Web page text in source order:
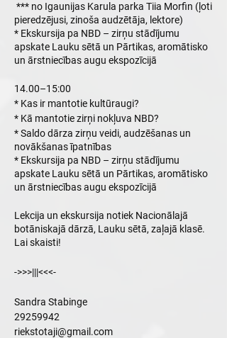
*** no Igaunijas Karula parka Tiia Morfin (ļoti
pieredzējusi, zinoša audzētāja, lektore)
* Ekskursija pa NBD – zirņu stādījumu
apskate Lauku sētā un Pārtikas, aromātisko
un ārstniecības augu ekspozīcijā
14.00–15:00
* Kas ir mantotie kultūraugi?
* Kā mantotie zirņi nokļuva NBD?
* Saldo dārza zirņu veidi, audzēšanas un
novākšanas īpatnības
* Ekskursija pa NBD – zirņu stādījumu
apskate Lauku sētā un Pārtikas, aromātisko
un ārstniecības augu ekspozīcijā
Lekcija un ekskursija notiek Nacionālajā
botāniskajā dārzā, Lauku sētā, zaļajā klasē.
Lai skaisti!
->>>|||<<<-
Sandra Stabinge
29259942
riekstotaji@gmail.com